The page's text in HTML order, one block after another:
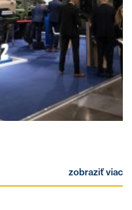
zobraziť viac